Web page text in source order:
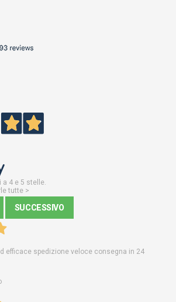
a 4 e 5 stelle.
tutte >
SUCCESSIVO
efficace spedizione veloce consegna in 24